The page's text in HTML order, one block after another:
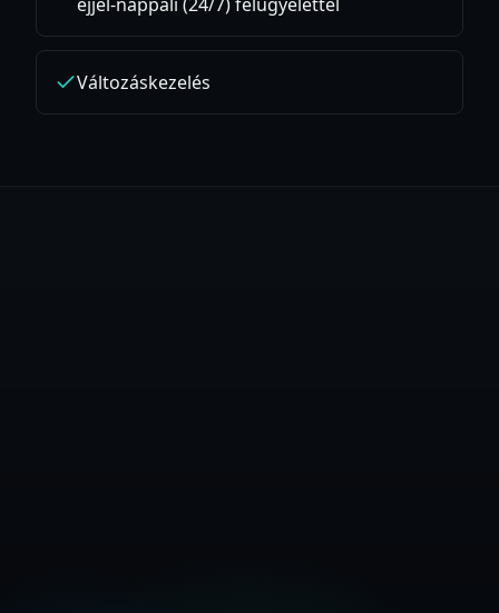
Változáskezelés